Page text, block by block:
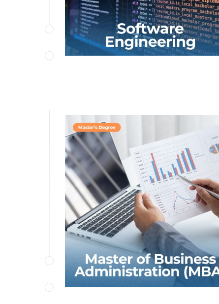
BATAFSIL
Biznes boshqaruvini o‘rganish orqali siz
tashkilotlarni, jumladan, uning asosiy
resurslari, xodimlari, loyihalari,
shuningdek, kichik biznesni samarali
boshqarishni o‘rganasiz. Muvaffaqiyatli
menejerning muhim fazilatlari bo‘lgan
jamoaviy ish va muloqot qobiliyatingizni
rivojlantirasiz.
BATAFSIL